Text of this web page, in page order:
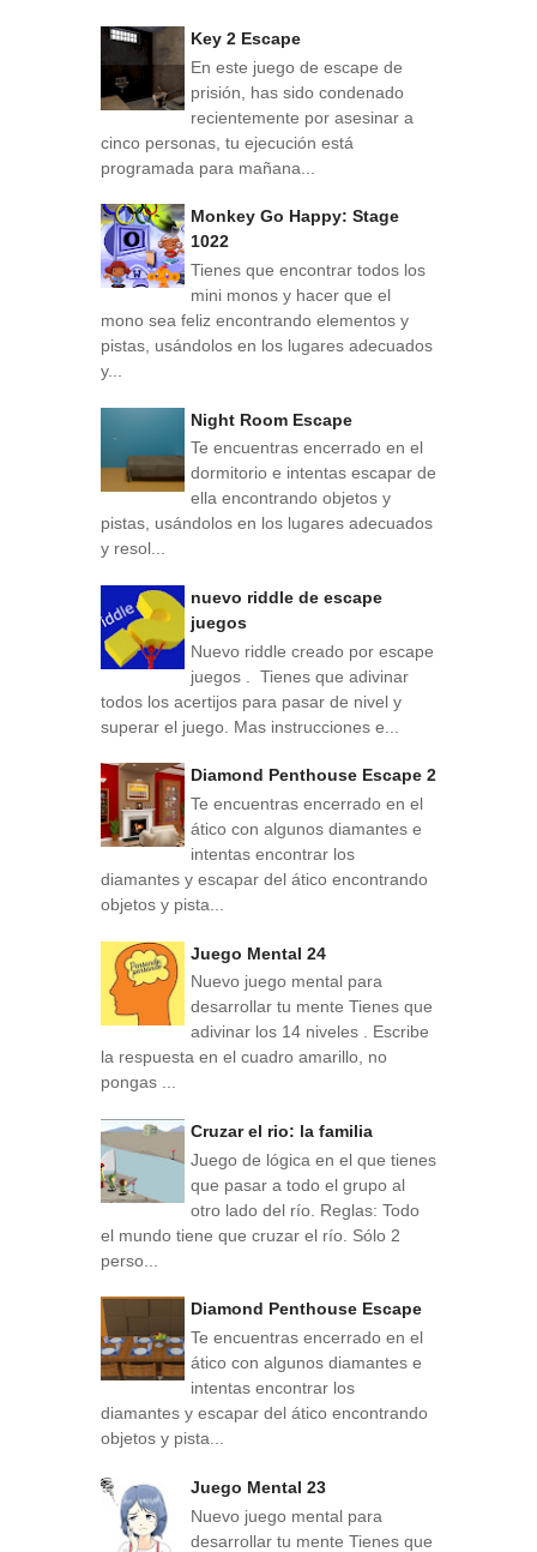
Key 2 Escape
En este juego de escape de
prisión, has sido condenado
recientemente por asesinar a
cinco personas, tu ejecución está
programada para mañana...
Monkey Go Happy: Stage
1022
Tienes que encontrar todos los
mini monos y hacer que el
mono sea feliz encontrando elementos y
pistas, usándolos en los lugares adecuados
y...
Night Room Escape
Te encuentras encerrado en el
dormitorio e intentas escapar de
ella encontrando objetos y
pistas, usándolos en los lugares adecuados
y resol...
nuevo riddle de escape
juegos
Nuevo riddle creado por escape
juegos . Tienes que adivinar
todos los acertijos para pasar de nivel y
superar el juego. Mas instrucciones e...
Diamond Penthouse Escape 2
Te encuentras encerrado en el
ático con algunos diamantes e
intentas encontrar los
diamantes y escapar del ático encontrando
objetos y pista...
Juego Mental 24
Nuevo juego mental para
desarrollar tu mente Tienes que
adivinar los 14 niveles . Escribe
la respuesta en el cuadro amarillo, no
pongas ...
Cruzar el rio: la familia
Juego de lógica en el que tienes
que pasar a todo el grupo al
otro lado del río. Reglas: Todo
el mundo tiene que cruzar el río. Sólo 2
perso...
Diamond Penthouse Escape
Te encuentras encerrado en el
ático con algunos diamantes e
intentas encontrar los
diamantes y escapar del ático encontrando
objetos y pista...
Juego Mental 23
Nuevo juego mental para
desarrollar tu mente Tienes que